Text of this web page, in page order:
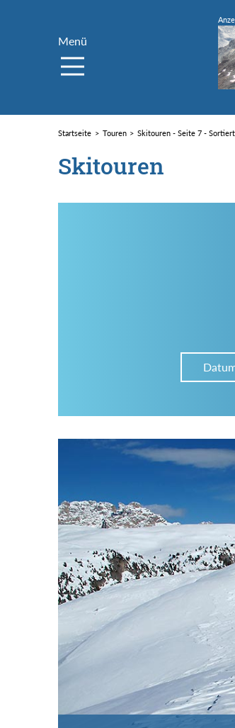
Menü
Startseite Touren Skitouren - Seite 7 -
Skitouren
Im Tourenarchiv
Land:
Region:
Gebirge: